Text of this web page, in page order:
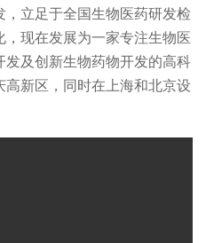
立足于全国生物医药研发检
现在发展为一家专注生物医
及创新生物药物开发的高科
新区，同时在上海和北京设